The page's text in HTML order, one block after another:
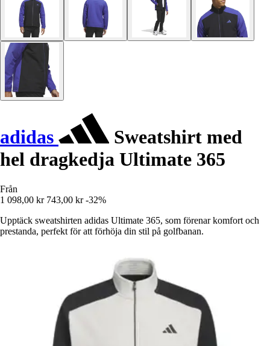
adidas
Sweatshirt med
hel dragkedja Ultimate 365
Från
1 098,00 kr 743,00 kr -32%
Upptäck sweatshirten adidas Ultimate 365, som förenar komfort och
prestanda, perfekt för att förhöja din stil på golfbanan.